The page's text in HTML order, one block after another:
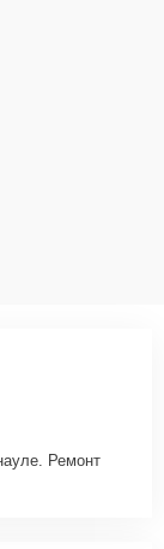
Ремонт